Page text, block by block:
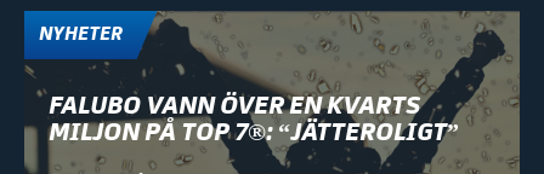
NYHETER
FALUBO VANN ÖVER EN KVARTS
MILJON PÅ TOP 7®: “JÄTTEROLIGT”